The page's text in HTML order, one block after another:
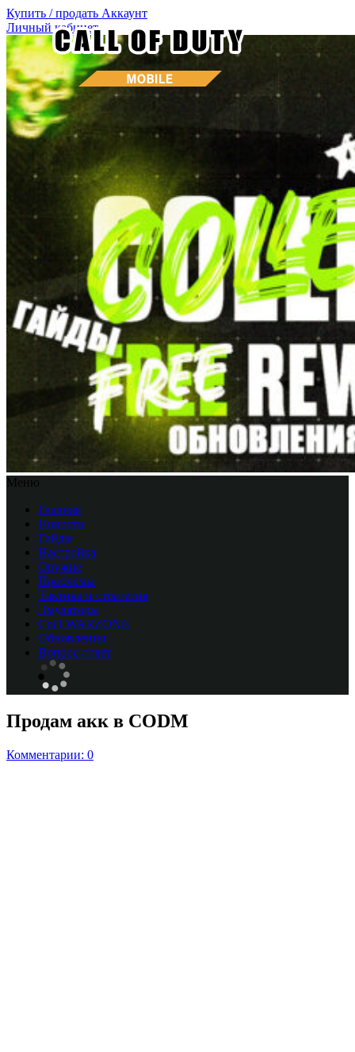
Купить / продать Аккаунт
Личный кабинет
Меню
Главная
Новости
Гайды
Настройка
Оружие
Проблемы
Тактика и стратегия
Эмуляторы
CоD WARZONE
Обновления
Вопрос-ответ
Продам акк в CODM
Комментарии: 0